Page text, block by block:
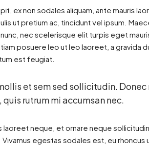
ex non sodales aliquam, ante mauris
ut pretium ac, tincidunt vel ipsum.
nec scelerisque elit turpis eget
posuere leo ut leo laoreet, a gravida
est feugiat.
et sem sed sollicitudin.
quis rutrum mi accumsan nec.
laoreet neque, et ornare neque
egestas sodales est, eu